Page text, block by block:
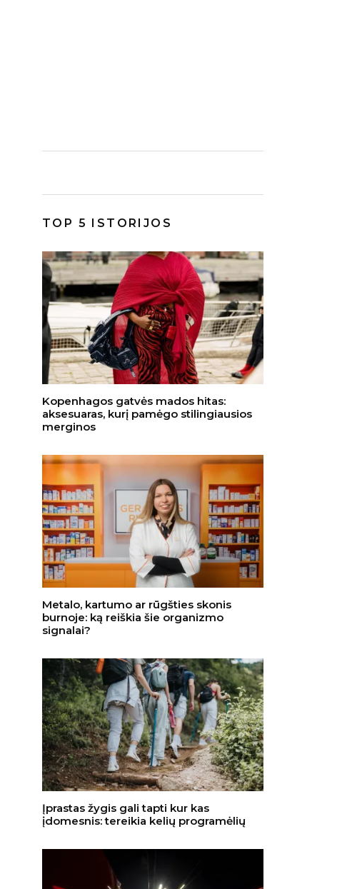
TOP 5 ISTORIJOS
Kopenhagos gatvės mados hitas:
aksesuaras, kurį pamėgo stilingiausios
merginos
Metalo, kartumo ar rūgšties skonis
burnoje: ką reiškia šie organizmo
signalai?
Įprastas žygis gali tapti kur kas
įdomesnis: tereikia kelių programėlių